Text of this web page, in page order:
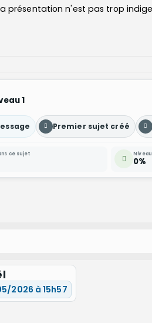
présentation n'est pas trop
1
Premier sujet créé
ce sujet
0%
2026 à 15h57